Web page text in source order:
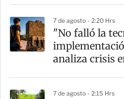
r
7 de agosto - 2:20 Hrs
"No falló la
analiza crisis
7 de agosto - 2:15 Hrs